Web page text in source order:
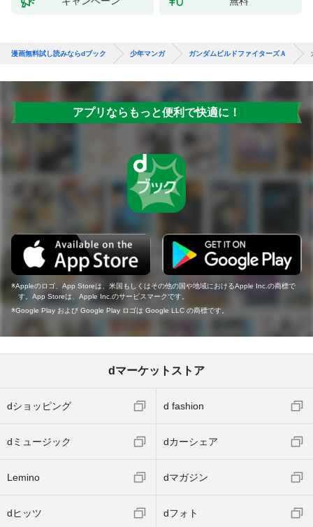
漫画無料試し読みならdブック 少年マンガ ガンダムビルドファイターズＡ
アプリならもっと便利で快適に！
Appleのロゴ、App Storeは、米国もしくはその他の国や地域におけるApple Inc.の商標で
す。App Storeは、Apple Inc.のサービスマークです。
Google Play および Google Play ロゴは Google LLC の商標です。
dマーケットストア
dショッピング d fashion
dミュージック dカーシェア
Lemino dマガジン
dヒッツ dフォト